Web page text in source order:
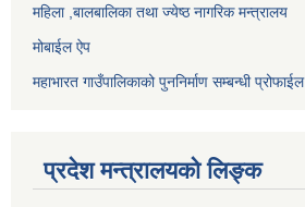
महिला ,बालबालिका तथा ज्येष्ठ नागरिक मन्त्रालय
मोबाईल ऐप
महाभारत गाउँपालिकाको पुननिर्माण सम्बन्धी प्रोफाईल
प्रदेश मन्त्रालयको लिङ्क